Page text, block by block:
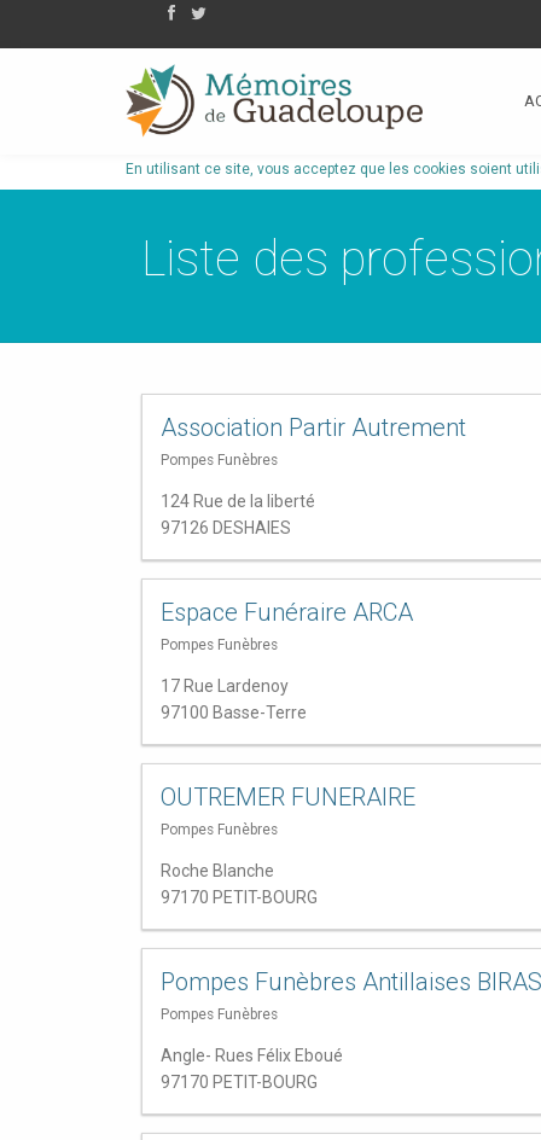
En utilisant ce site, vous acceptez que les cookies soient
Liste des
Association Partir Autrement
Pompes Funèbres
124 Rue de la liberté
97126 DESHAIES
Espace Funéraire ARCA
Pompes Funèbres
17 Rue Lardenoy
97100 Basse-Terre
OUTREMER FUNERAIRE
Pompes Funèbres
Roche Blanche
97170 PETIT-BOURG
Pompes Funèbres Antillaises BIRAS
Pompes Funèbres
Angle- Rues Félix Eboué
97170 PETIT-BOURG